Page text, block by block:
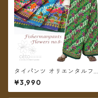
タイパンツ オリエンタルフラ
ワー 6カラー リゾパン No.8
ロング丈【メール便送料無
料】
¥3,990